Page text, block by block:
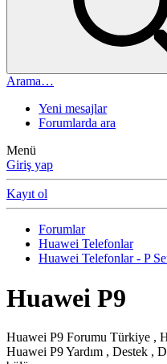
Arama…
Yeni mesajlar
Forumlarda ara
Menü
Giriş yap
Kayıt ol
Forumlar
Huawei Telefonlar
Huawei Telefonlar - P
Huawei P9
Huawei P9 Forumu Türkiye ,
Huawei P9 Yardım , Destek ,